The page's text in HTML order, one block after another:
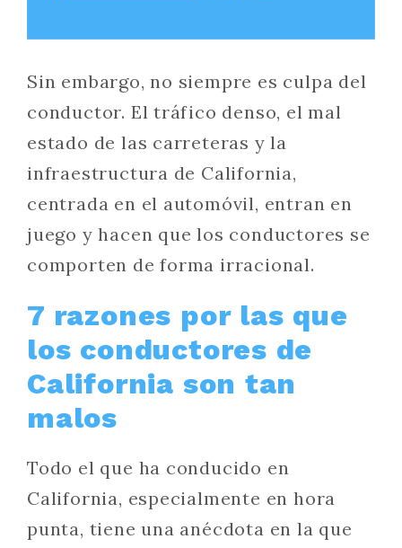
Sin embargo, no siempre es culpa del
conductor. El tráfico denso, el mal
estado de las carreteras y la
infraestructura de California,
centrada en el automóvil, entran en
juego y hacen que los conductores se
comporten de forma irracional.
7 razones por las que
los conductores de
California son tan
malos
Todo el que ha conducido en
California, especialmente en hora
punta, tiene una anécdota en la que